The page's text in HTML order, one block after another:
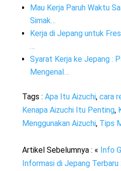
Mau Kerja Paruh Waktu
Simak…
Kerja di Jepang untuk
…
Syarat Kerja ke Jepang :
Mengenal…
Tags : Apa Itu Aizuchi, cara
Kenapa Aizuchi Itu Penting,
Menggunakan Aizuchi, Tips
Artikel Sebelumnya : « Info
Informasi di Jepang Terbaru